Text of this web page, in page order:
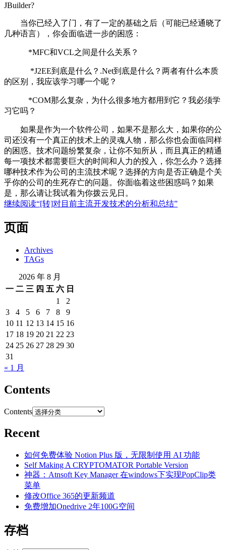
JBuilder?
当你已经入了门，有了一定的基础之后（可能已经通晓了
几种语言），你会面临进一步的困惑：
*MFC和VCL之间是什么关系？
*J2EE到底是什么？.Net到底是什么？两者有什么本质
的区别，我应该学习哪一个呢？
*COM那么复杂，为什么很多地方都用到它？我必须学
习它吗？
如果是作为一个软件公司，如果不是那么大，如果你的公
司还没有一个真正的技术上的灵魂人物，那么你也会面临同样
的困惑。技术问题纷繁复杂，让你不知所从，而且真正的精通
每一项技术都需要巨大的时间和人力的投入，你怎么办？选择
哪种技术作为公司的主流技术呢？选择的方向是否正确是个关
乎你的公司的生死存亡的问题。你面临着这些困惑吗？如果
是，那么请让我试着为你拨云见日。
继续阅读“[转]对目前主流开发技术的分析和总结”
页面
Archives
TAGs
2026 年 8 月
一 二 三 四 五 六 日
1
2
3
4 5 6 7 8
9
10 11 12 13 14 15 16
17 18 19 20 21 22 23
24 25 26 27 28 29 30
31
« 1 月
Contents
Contents
Recent
如何免费体验 Notion Plus 版，无限制使用 AI 功能
Self Making A CRYPTOMATOR Portable Version
神器：Atnsoft Key Manager 在windows下实现PopClip类
菜单
修改Office 365的更新频道
免费增加Onedrive 2年100G空间
存档